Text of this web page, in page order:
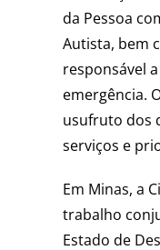
da Pessoa
Autista, bem
responsável
emergência.
usufruto dos
serviços e
Em Minas, a
trabalho
Estado de